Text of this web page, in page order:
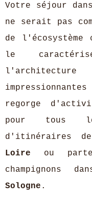
Votre séjour
ne serait pas
de
le
regorge
pour tous
d'itinéraires
Loire ou
champignons
Sologne .